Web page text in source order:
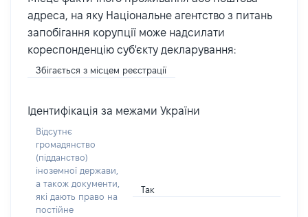
адреса, на яку Національне агентство з питань
запобігання корупції може надсилати
кореспонденцію суб'єкту декларування:
Збігається з місцем реєстрації
Ідентифікація за межами України
Відсутнє
громадянство
(підданство)
іноземної держави,
а також документи,
які дають право на
постійне
Так